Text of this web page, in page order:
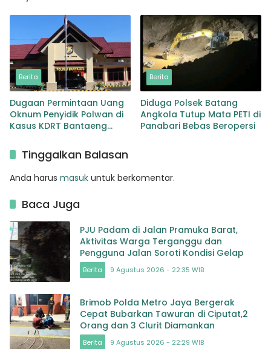
Berita
Dugaan Permintaan Uang
Oknum Penyidik Polwan di
Kasus KDRT Bantaeng
Berita
Diduga Polsek Batang
Angkola Tutup Mata PETI di
Panabari Bebas Beropersi
Tinggalkan Balasan
Anda harus masuk untuk berkomentar.
Baca Juga
PJU Padam di Jalan Pramuka Barat,
Aktivitas Warga Terganggu dan
Pengguna Jalan Soroti Kondisi Gelap
Berita 9 Agustus 2026 - 22:35 WIB
Brimob Polda Metro Jaya Bergerak
Cepat Bubarkan Tawuran di Ciputat,2
Orang dan 3 Clurit Diamankan
Berita 9 Agustus 2026 - 22:29 WIB